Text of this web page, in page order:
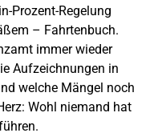
Prozent-Regelung
– Fahrtenbuch.
immer wieder
Aufzeichnungen in
welche Mängel noch
Wohl niemand hat